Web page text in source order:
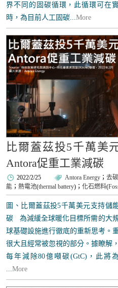
界不同的固碳循環，此循環可在
時，為目前人工固碳...More
比爾蓋茲投5千萬美
Antora促重工業減碳
2022/2/25 Antora Energy ；去
能 ；熱電池(thermal battery)；化石燃料(
圖、比爾蓋茲投5千萬美元支持儲
碳 為減緩全球暖化目標所需的大
球基礎設施進行徹底的重新思考。
很大且經常被忽視的部分。據瞭解
每年減除80億噸碳(GtC)，此將
...More